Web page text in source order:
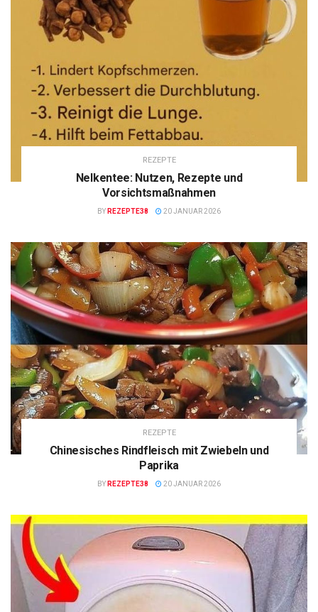
REZEPTE
Nelkentee: Nutzen, Rezepte und
Vorsichtsmaßnahmen
BY REZEPTE38 20 JANUAR 2026
REZEPTE
Chinesisches Rindfleisch mit Zwiebeln und
Paprika
BY REZEPTE38 20 JANUAR 2026